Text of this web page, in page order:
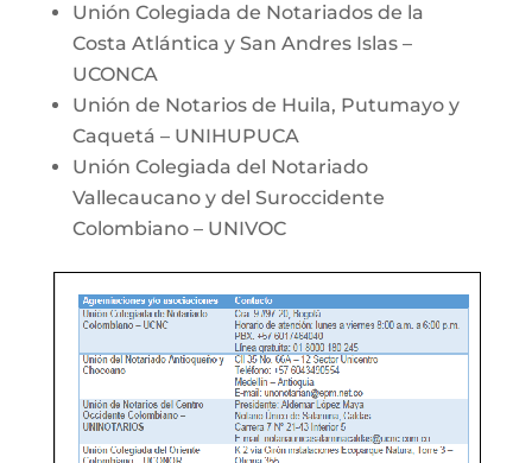
Unión Colegiada de Notariados de la
Costa Atlántica y San Andres Islas –
UCONCA
Unión de Notarios de Huila, Putumayo y
Caquetá – UNIHUPUCA
Unión Colegiada del Notariado
Vallecaucano y del Suroccidente
Colombiano – UNIVOC